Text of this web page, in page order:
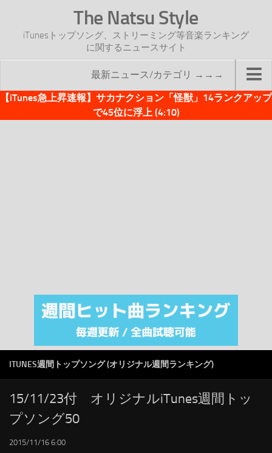
The Natsu Style
iTunesトップソング、ストリーミング等音楽ランキング
に関するニュースサイト
最新ニュース/カテゴリ →→→
TOP
注目カテゴリ
オリジナルiTunes週間トップソング
RSS
LINKS
【iTunes急上昇速報】サカナクション「怪獣」14ランクアップ
で45位に浮上 (4:10)
ITUNES週間トップソング (オリジナル週間ランキング)
15/11/23付 オリジナルiTunes週間トッ
プソング50
2015/11/16 6:00